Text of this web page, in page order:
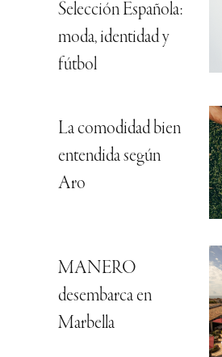
Selección Española:
moda, identidad y
fútbol
La comodidad bien
entendida según
Aro
MANERO
desembarca en
Marbella